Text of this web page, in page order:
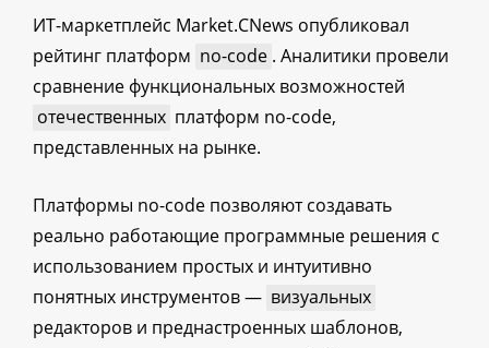
ИТ-маркетплейс Market.CNews опубликовал
рейтинг платформ no-code . Аналитики провели
сравнение функциональных возможностей
отечественных платформ no-code,
представленных на рынке.
Платформы no-code позволяют создавать
реально работающие программные решения с
использованием простых и интуитивно
понятных инструментов — визуальных
редакторов и преднастроенных шаблонов,